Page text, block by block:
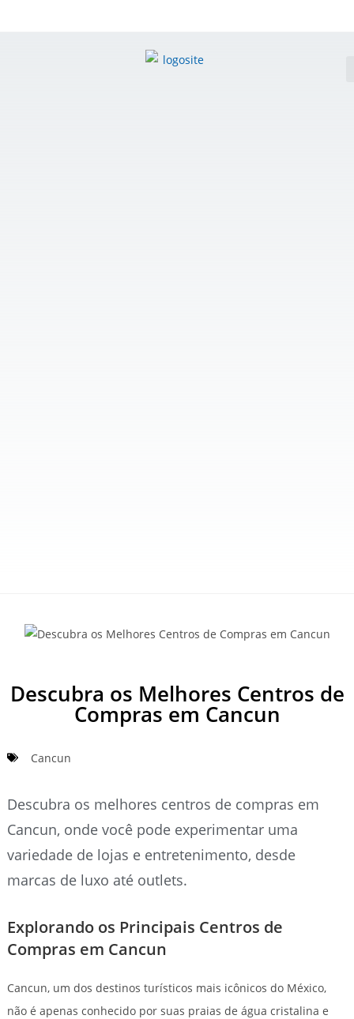
Descubra os Melhores Centros de
Compras em Cancun
Cancun
Descubra os melhores centros de compras em
Cancun, onde você pode experimentar uma
variedade de lojas e entretenimento, desde
marcas de luxo até outlets.
Explorando os Principais Centros de
Compras em Cancun
Cancun, um dos destinos turísticos mais icônicos do México,
não é apenas conhecido por suas praias de água cristalina e